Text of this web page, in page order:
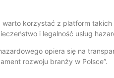
warto korzystać z platform
i legalność usług
opiera się na
rozwoju branży w Polsce”.